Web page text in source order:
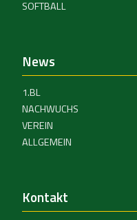
SOFTBALL
News
1.BL
NACHWUCHS
VEREIN
ALLGEMEIN
Kontakt